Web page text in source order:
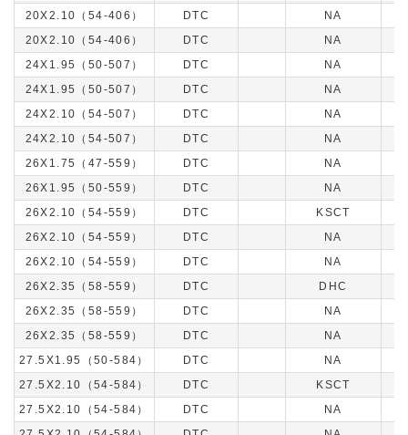
20X2.10（54-406）
DTC NA
20X2.10（54-406）
DTC
NA
24X1.95（50-507）
DTC NA
24X1.95（50-507）
DTC
NA
24X2.10（54-507）
DTC NA
24X2.10（54-507）
DTC
NA
26X1.75（47-559）
DTC NA
26X1.95（50-559）
DTC NA
26X2.10（54-559）
DTC KSCT
26X2.10（54-559）
DTC NA
26X2.10（54-559）
DTC
NA
26X2.35（58-559）
DTC DHC
26X2.35（58-559）
DTC NA
26X2.35（58-559）
DTC
NA
27.5X1.95（50-584）
DTC
NA
27.5X2.10（54-584）
DTC KSCT
27.5X2.10（54-584）
DTC NA